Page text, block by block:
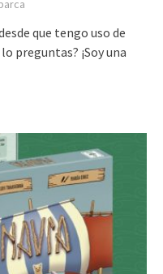
que tengo uso de
preguntas? ¡Soy una